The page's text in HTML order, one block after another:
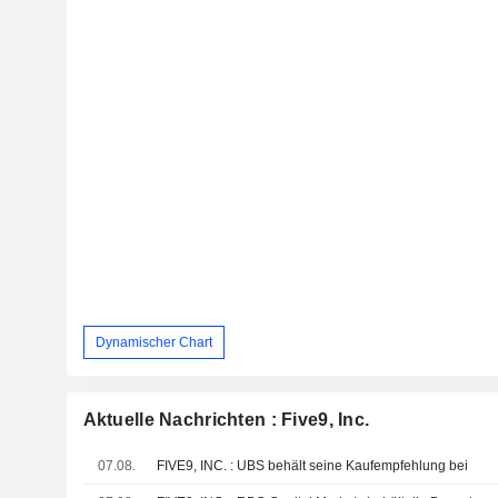
Dynamischer Chart
Aktuelle Nachrichten : Five9, Inc.
07.08. FIVE9, INC. : UBS behält seine Kaufempfehlung bei